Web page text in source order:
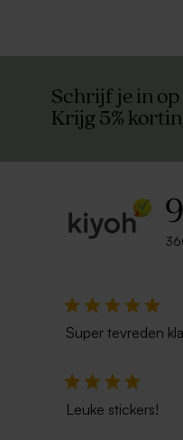
Schrijf je in
Krijg 5%
Super tevreden
Leuke stickers!